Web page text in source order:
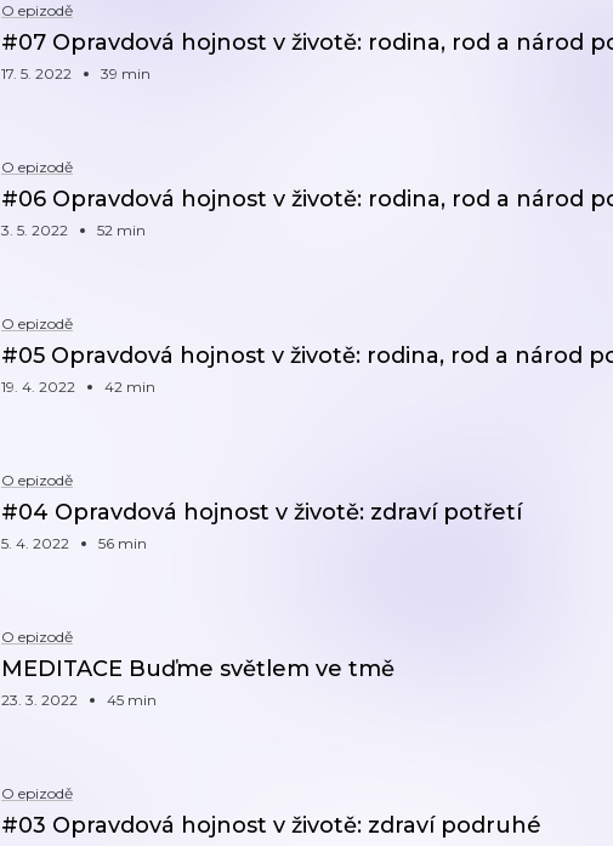
O epizodě
#07 Opravdová hojnost v životě: rodina, rod a národ
17. 5. 2022 39 min
O epizodě
#06 Opravdová hojnost v životě: rodina, rod a národ
3. 5. 2022 52 min
O epizodě
#05 Opravdová hojnost v životě: rodina, rod a národ
19. 4. 2022 42 min
O epizodě
#04 Opravdová hojnost v životě: zdraví potřetí
5. 4. 2022 56 min
O epizodě
MEDITACE Buďme světlem ve tmě
23. 3. 2022 45 min
O epizodě
#03 Opravdová hojnost v životě: zdraví podruhé